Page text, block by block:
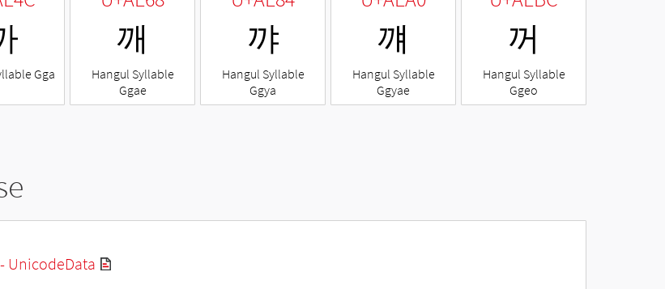
Gga
깨
Hangul Syllable
Ggae
꺄
Hangul Syllable
Ggya
꺠
Hangul Syllable
Ggyae
꺼
Hangul Syllable
Ggeo
UnicodeData